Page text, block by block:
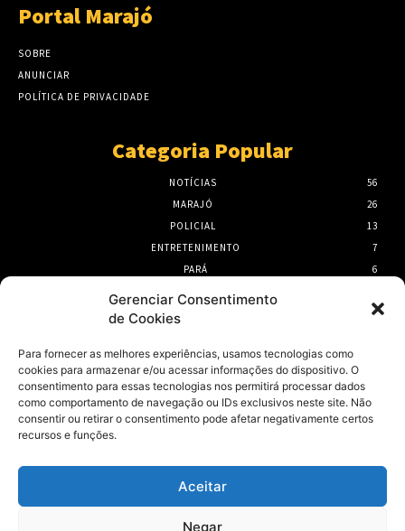
Gerenciar Consentimento
de Cookies
Para fornecer as melhores experiências, usamos tecnologias como
cookies para armazenar e/ou acessar informações do dispositivo. O
consentimento para essas tecnologias nos permitirá processar dados
como comportamento de navegação ou IDs exclusivos neste site. Não
consentir ou retirar o consentimento pode afetar negativamente certos
recursos e funções.
Aceitar
Negar
Portal Marajó
SOBRE
ANUNCIAR
POLÍTICA DE PRIVACIDADE
Categoria Popular
NOTÍCIAS
56
MARAJÓ
26
POLICIAL
13
ENTRETENIMENTO
7
PARÁ
6
- Publicidade -